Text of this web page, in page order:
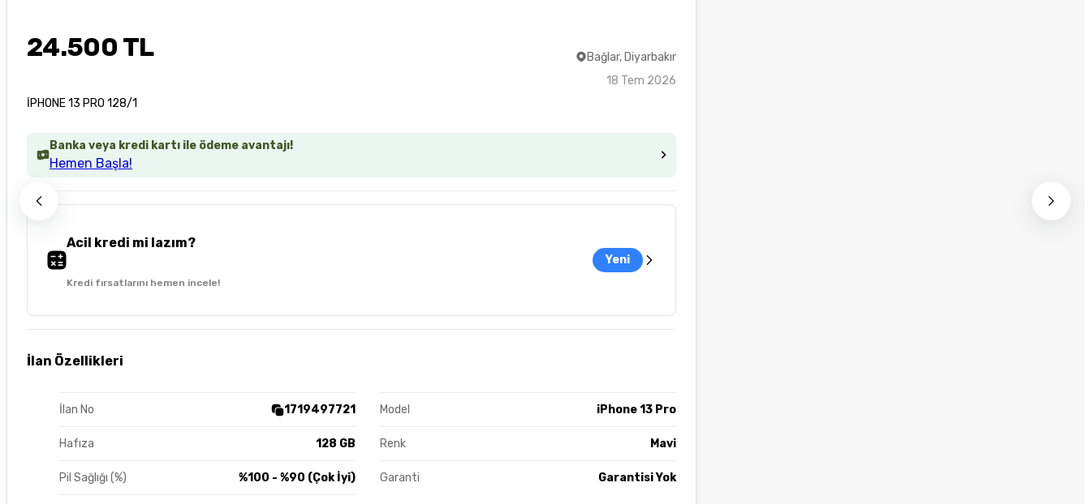
24.500 TL
İPHONE 13 PRO 128/1
Bağlar, Diyarbakır
18 Tem 2026
Banka veya kredi kartı ile ödeme avantajı!
Hemen Başla!
Acil kredi mi lazım?
Kredi fırsatlarını hemen incele!
Yeni
İlan Özellikleri
İlan No 1719497721 Model iPhone 13 Pro
Hafıza 128 GB Renk Mavi
Pil Sağlığı (%) %100 - %90 (Çok İyi) Garanti Garantisi Yok